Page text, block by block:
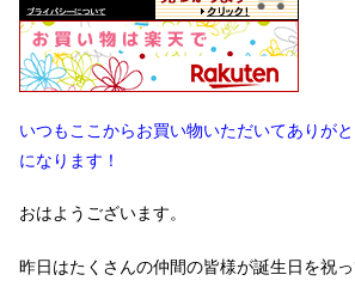
いつもここからお買い物いただいてありが
になります！
おはようございます。
昨日はたくさんの仲間の皆様が誕生日を祝っ